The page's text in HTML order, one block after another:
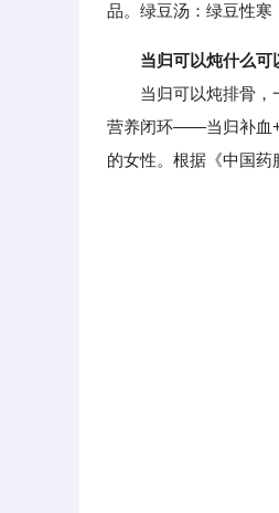
品。绿豆汤：绿豆性寒
当归可以炖什么可
当归可以炖排骨，一
营养闭环——当归补血+
的女性。根据《中国药